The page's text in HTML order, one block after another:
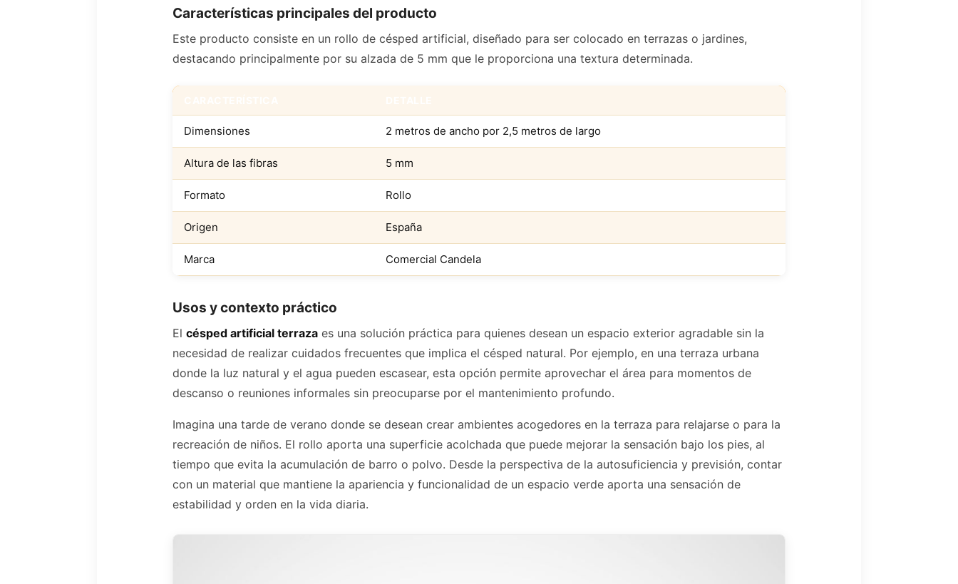
Características principales del producto
Este producto consiste en un rollo de césped artificial, diseñado para ser colocado en terrazas o jardines,
destacando principalmente por su alzada de 5 mm que le proporciona una textura determinada.
Dimensiones 2 metros de ancho por 2,5 metros de largo
Altura de las fibras 5 mm
Formato Rollo
Origen España
Marca Comercial Candela
Usos y contexto práctico
El césped artificial terraza es una solución práctica para quienes desean un espacio exterior agradable sin la
necesidad de realizar cuidados frecuentes que implica el césped natural. Por ejemplo, en una terraza urbana
donde la luz natural y el agua pueden escasear, esta opción permite aprovechar el área para momentos de
descanso o reuniones informales sin preocuparse por el mantenimiento profundo.
Imagina una tarde de verano donde se desean crear ambientes acogedores en la terraza para relajarse o para la
recreación de niños. El rollo aporta una superficie acolchada que puede mejorar la sensación bajo los pies, al
tiempo que evita la acumulación de barro o polvo. Desde la perspectiva de la autosuficiencia y previsión, contar
con un material que mantiene la apariencia y funcionalidad de un espacio verde aporta una sensación de
estabilidad y orden en la vida diaria.